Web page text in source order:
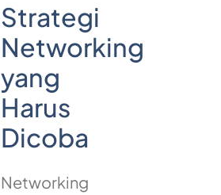
Strategi
Networking
yang
Harus
Dicoba
Networking